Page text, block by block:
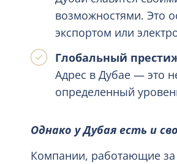
возможностями. Это
экспортом или
Глобальный
Адрес в Дубае — это
определенный
Однако у Дубая есть и
Компании, работающие